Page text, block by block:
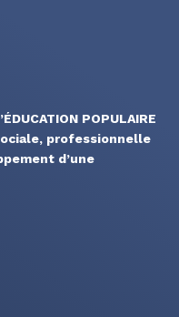
POPULAIRE
professionnelle
d’une